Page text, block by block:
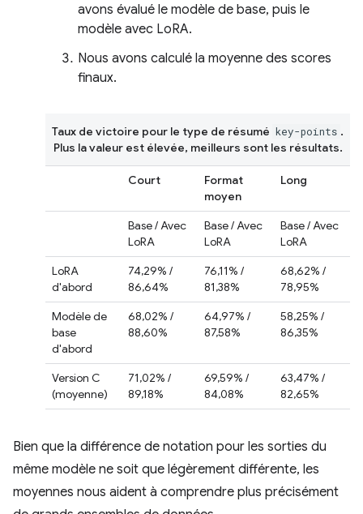
avons évalué le modèle de base, puis le
modèle avec LoRA.
Nous avons calculé la moyenne des scores
finaux.
Court
Format
moyen
Long
Base / Avec
LoRA
Base / Avec
LoRA
Base / Avec
LoRA
LoRA
d'abord
74,29% /
86,64%
76,11% /
81,38%
68,62% /
78,95%
Modèle de
base
d'abord
68,02% /
88,60%
64,97% /
87,58%
58,25% /
86,35%
Version C
(moyenne)
71,02% /
89,18%
69,59% /
84,08%
63,47% /
82,65%
Taux de victoire pour le type de résumé key-points .
Plus la valeur est élevée, meilleurs sont les résultats.
Bien que la différence de notation pour les sorties du
même modèle ne soit que légèrement différente, les
moyennes nous aident à comprendre plus précisément